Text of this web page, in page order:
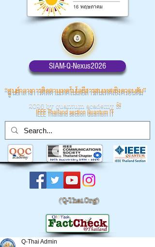
SIAM-Q-Nexus2026
“ศูนย์กลางการติดตามเทคโนโลยีสารสนเทศเชิงควอนตัม”
2026 by quantum academy &
IEEE Thailand section Quantum IT
(Q-Thai.Org)
Q-Thai Admin